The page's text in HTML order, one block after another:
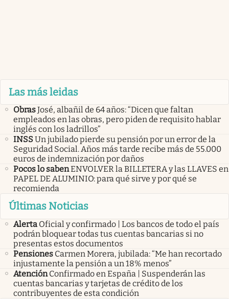
Las más leidas
ObrasJosé, albañil de 64 años: “Dicen que faltan
empleados en las obras, pero piden de requisito hablar
inglés con los ladrillos”
INSSUn jubilado pierde su pensión por un error de la
Seguridad Social. Años más tarde recibe más de 55.000
euros de indemnización por daños
Pocos lo sabenENVOLVER la BILLETERA y las LLAVES en
PAPEL DE ALUMINIO: para qué sirve y por qué se
recomienda
Últimas Noticias
Alerta Oficial y confirmado | Los bancos de todo el país
podrán bloquear todas tus cuentas bancarias si no
presentas estos documentos
Pensiones Carmen Morera, jubilada: “Me han recortado
injustamente la pensión a un 18% menos”
Atención Confirmado en España | Suspenderán las
cuentas bancarias y tarjetas de crédito de los
contribuyentes de esta condición